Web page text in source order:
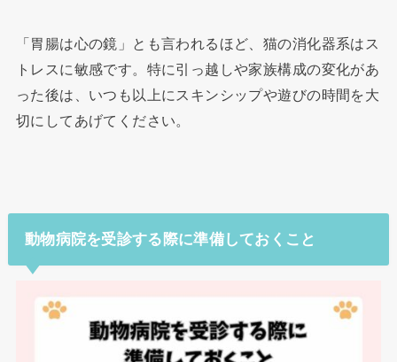
「胃腸は心の鏡」とも言われるほど、猫の消化器系はス
トレスに敏感です。特に引っ越しや家族構成の変化があ
った後は、いつも以上にスキンシップや遊びの時間を大
切にしてあげてください。
動物病院を受診する際に準備しておくこと